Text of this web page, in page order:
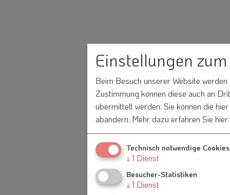
Einstellungen
Beim Besuch unserer Website
Zustimmung können diese auch an
übermittelt werden. Sie können die
abändern. Mehr dazu erfahren Sie
Technisch notwendige Cookies
↓ 1 Dienst
Besucher-Statistiken
↓ 1 Dienst